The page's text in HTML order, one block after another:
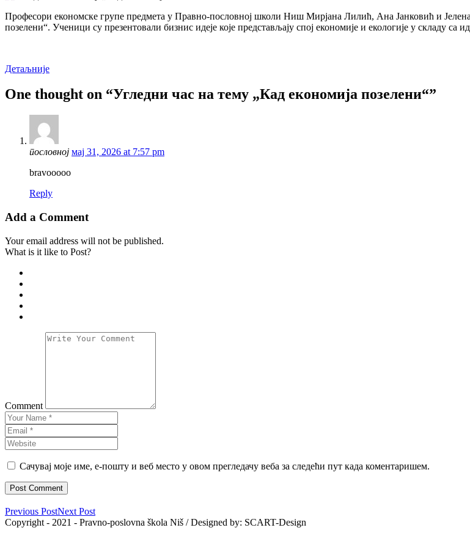
Професори економске групе предмета у Правно-пословној школи Ниш Мирјана Лилић, Ана Јанковић и
позелени“. Ученици су презентовали бизнис идеје које представљају спој економије и екологије у складу са
Детаљније
One thought on “Угледни час на тему „Кад економија позелени“”
пословној мај 31, 2026 at 7:57 pm
bravooooo
Reply
Add a Comment
Your email address will not be published.
What is it like to Post?
Comment
Сачувај моје име, е-пошту и веб место у овом прегледачу веба за следећи пут када коментаришем.
Previous PostNext Post
Copyright - 2021 - Pravno-poslovna škola Niš / Designed by: SCART-Design